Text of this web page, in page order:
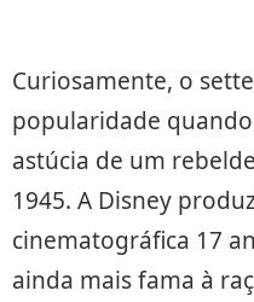
Curiosamente, o
popularidade
astúcia de um
1945. A Disney
cinematográfica 17
ainda mais fama à